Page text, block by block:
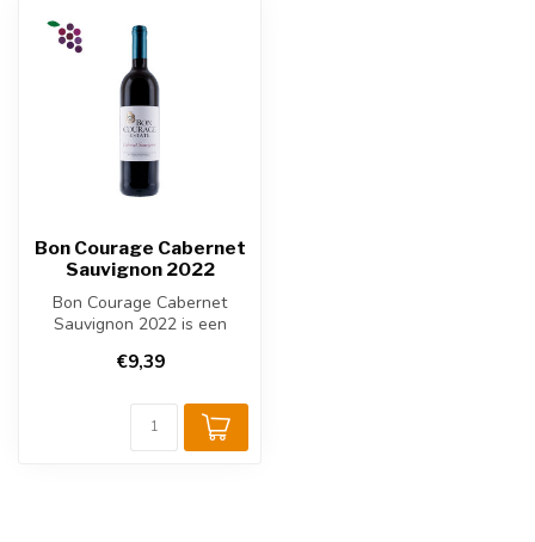
Bon Courage Cabernet
Sauvignon 2022
Bon Courage Cabernet
Sauvignon 2022 is een
rode wijn u...
€9,39